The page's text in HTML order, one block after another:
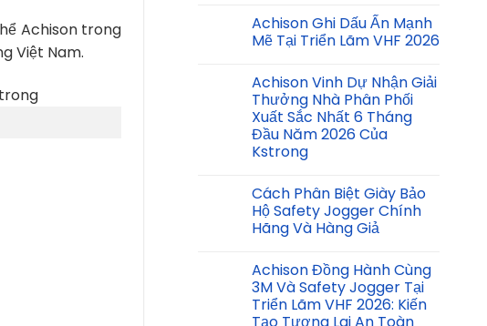
Achison trong
Việt Nam.
Achison Ghi Dấu Ấn Mạnh
Mẽ Tại Triển Lãm VHF 2026
Achison Vinh Dự Nhận Giải
Thưởng Nhà Phân Phối
Xuất Sắc Nhất 6 Tháng
Đầu Năm 2026 Của
Kstrong
Cách Phân Biệt Giày Bảo
Hộ Safety Jogger Chính
Hãng Và Hàng Giả
Achison Đồng Hành Cùng
3M Và Safety Jogger Tại
Triển Lãm VHF 2026: Kiến